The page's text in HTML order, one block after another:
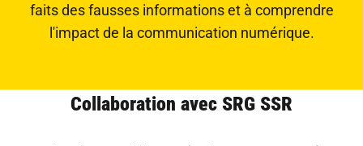
faits des fausses informations et à comprendre
l'impact de la communication numérique.
Collaboration avec SRG SSR